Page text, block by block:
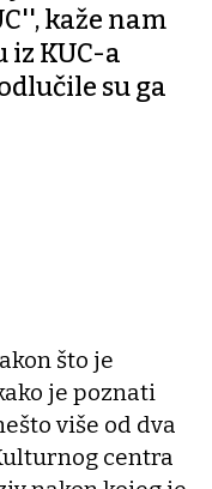
kaže nam
iz KUC-a
su ga
što je
je poznati
više od dva
centra